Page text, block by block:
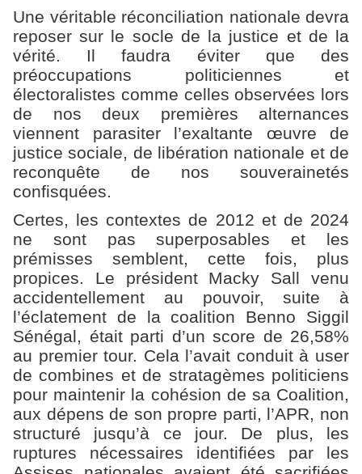
Une véritable réconciliation nationale devra
reposer sur le socle de la justice et de la
vérité. Il faudra éviter que des
préoccupations politiciennes et
électoralistes comme celles observées lors
de nos deux premières alternances
viennent parasiter l’exaltante œuvre de
justice sociale, de libération nationale et de
reconquête de nos souverainetés
confisquées.
Certes, les contextes de 2012 et de 2024
ne sont pas superposables et les
prémisses semblent, cette fois, plus
propices. Le président Macky Sall venu
accidentellement au pouvoir, suite à
l’éclatement de la coalition Benno Siggil
Sénégal, était parti d’un score de 26,58%
au premier tour. Cela l’avait conduit à user
de combines et de stratagèmes politiciens
pour maintenir la cohésion de sa Coalition,
aux dépens de son propre parti, l’APR, non
structuré jusqu’à ce jour. De plus, les
ruptures nécessaires identifiées par les